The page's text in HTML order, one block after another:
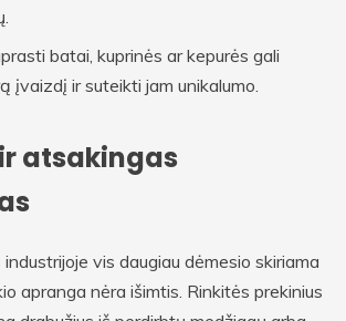
batai, kuprinės ar kepurės gali
įvaizdį ir suteikti jam unikalumo.
atsakingas
vis daugiau dėmesio skiriama
apranga nėra išimtis. Rinkitės prekinius